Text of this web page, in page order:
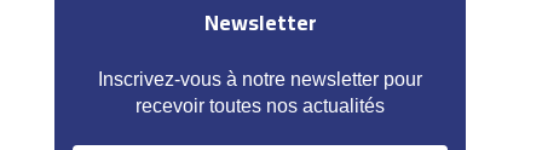
Newsletter
Inscrivez-vous à notre newsletter pour
recevoir toutes nos actualités